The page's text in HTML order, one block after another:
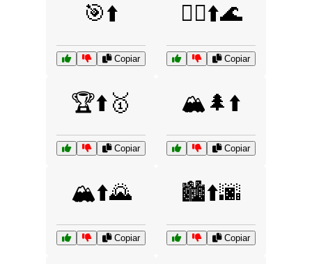
🎯⬆️
Copiar
🏄‍♀️⬆️🌊
Copiar
🏆⬆️🥇
Copiar
🏔️🌲⬆️
Copiar
🏔️⬆️🌄
Copiar
🏙️⬆️🌆
Copiar